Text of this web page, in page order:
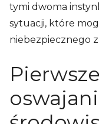
tymi dwoma
sytuacji, które
niebezpiecznego